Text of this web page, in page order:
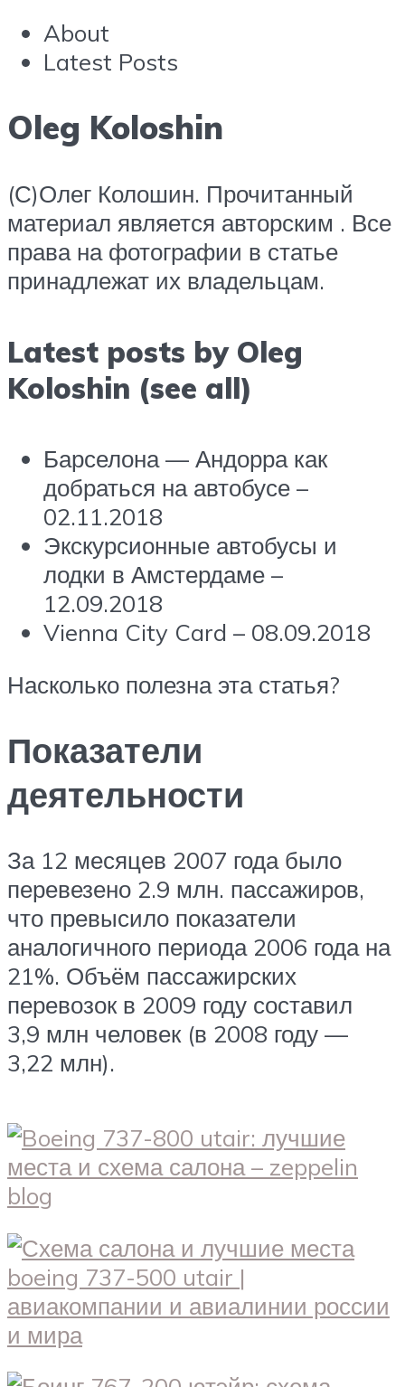
About
Latest Posts
Oleg Koloshin
(С)Олег Колошин. Прочитанный
материал является авторским . Все
права на фотографии в статье
принадлежат их владельцам.
Latest posts by Oleg
Koloshin (see all)
Барселона — Андорра как
добраться на автобусе –
02.11.2018
Экскурсионные автобусы и
лодки в Амстердаме –
12.09.2018
Vienna City Card – 08.09.2018
Насколько полезна эта статья?
Показатели
деятельности
За 12 месяцев 2007 года было
перевезено 2.9 млн. пассажиров,
что превысило показатели
аналогичного периода 2006 года на
21%. Объём пассажирских
перевозок в 2009 году составил
3,9 млн человек (в 2008 году —
3,22 млн).